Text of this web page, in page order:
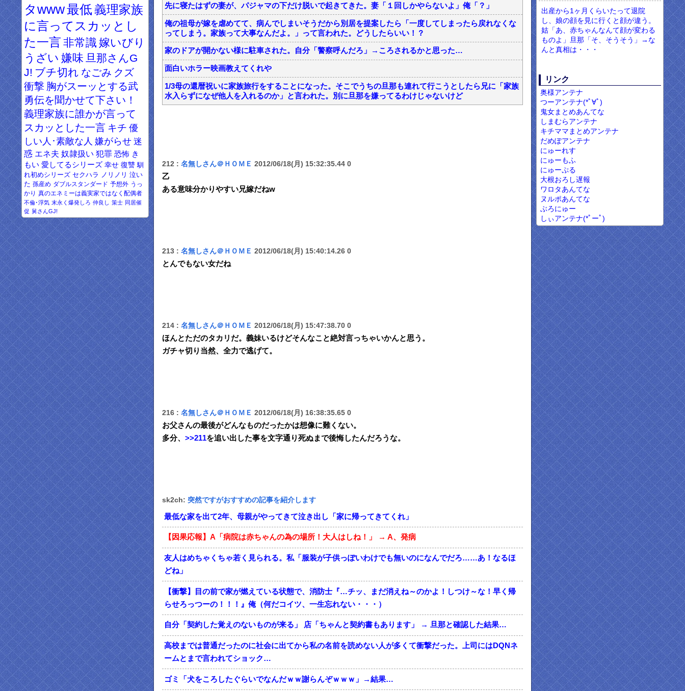
タwww最低 義理家族
に言ってスカッとし
た一言 非常識 嫁いびり
うざい 嫌味 旦那さんG
J! ブチ切れ なごみ クズ
衝撃 胸がスーッとする武
勇伝を聞かせて下さい！
義理家族に誰かが言って
スカッとした一言 キチ 優
しい人･素敵な人 嫌がらせ 迷
惑 エネ夫 奴隷扱い 犯罪 恐怖 き
もい 愛してるシリーズ 幸せ 復讐 馴
れ初めシリーズ セクハラ ノリノリ 泣い
た 孫産め ダブルスタンダード 予想外 うっ
かり 真のエネミーは義実家ではなく配偶者
不倫･浮気 末永く爆発しろ 仲良し 策士 同居催
促 舅さんGJ!
先に寝たはずの妻が、パジャマの下だけ脱いで起きてきた。妻「１回しかやらないよ」俺「？」
俺の祖母が嫁を虐めてて、病んでしまいそうだから別居を提案したら「一度してしまったら戻れなくな
ってしまう。家族って大事なんだよ。」って言われた。どうしたらいい！？
家のドアが開かない様に駐車された。自分「警察呼んだろ」→ころされるかと思った…
面白いホラー映画教えてくれや
1/3母の還暦祝いに家族旅行をすることになった。そこでうちの旦那も連れて行こうとしたら兄に「家族
水入らずになぜ他人を入れるのか」と言われた。別に旦那を嫌ってるわけじゃないけど
212 : 名無しさん＠ＨＯＭＥ 2012/06/18(月) 15:32:35.44 0
乙
ある意味分かりやすい兄嫁だねw
213 : 名無しさん＠ＨＯＭＥ 2012/06/18(月) 15:40:14.26 0
とんでもない女だね
214 : 名無しさん＠ＨＯＭＥ 2012/06/18(月) 15:47:38.70 0
ほんとただのタカリだ。義妹いるけどそんなこと絶対言っちゃいかんと思う。
ガチャ切り当然、全力で逃げて。
216 : 名無しさん＠ＨＯＭＥ 2012/06/18(月) 16:38:35.65 0
お父さんの最後がどんなものだったかは想像に難くない。
多分、 >>211を追い出した事を文字通り死ぬまで後悔したんだろうな。
sk2ch: 突然ですがおすすめの記事を紹介します
最低な家を出て2年、母親がやってきて泣き出し「家に帰ってきてくれ」
【因果応報】A「病院は赤ちゃんの為の場所！大人はしね！」 → A、発病
友人はめちゃくちゃ若く見られる。私「服装が子供っぽいわけでも無いのになんでだろ……あ！なるほ
どね」
【衝撃】目の前で家が燃えている状態で、消防士『…チッ、まだ消えね～のかよ！しつけ～な！早く帰
らせろっつーの！！！』俺（何だコイツ、一生忘れない・・・）
自分「契約した覚えのないものが来る」 店「ちゃんと契約書もあります」 → 旦那と確認した結果…
高校までは普通だったのに社会に出てから私の名前を読めない人が多くて衝撃だった。上司にはDQNネ
ームとまで言われてショック…
ゴミ「犬をころしたぐらいでなんだｗｗ謝らんぞｗｗｗ」→結果…
出産から1ヶ月くらいたって退院
し、娘の顔を見に行くと顔が違う。
姑「あ、赤ちゃんなんて顔が変わる
ものよ」旦那「そ、そうそう」→な
んと真相は・・・
リンク
奥様アンテナ
つーアンテナ(*ﾟ∀ﾟ)
鬼女まとめあんてな
しまむらアンテナ
キチママまとめアンテナ
だめぽアンテナ
にゅーれす
にゅーもふ
にゅーぷる
大根おろし遅報
ワロタあんてな
ヌルポあんてな
ぶろにゅー
しぃアンテナ(*ﾟーﾟ)